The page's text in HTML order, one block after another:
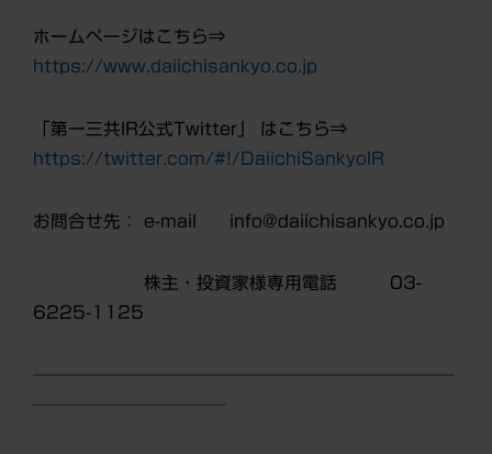
ホームページはこちら⇒
https://www.daiichisankyo.co.jp
「第一三共IR公式Twitter」 はこちら⇒
https://twitter.com/#!/DaiichiSankyoIR
お問合せ先： e-mail info@daiichisankyo.co.jp
株主・投資家様専用電話 03-
6225-1125
────────────────────────
───────────